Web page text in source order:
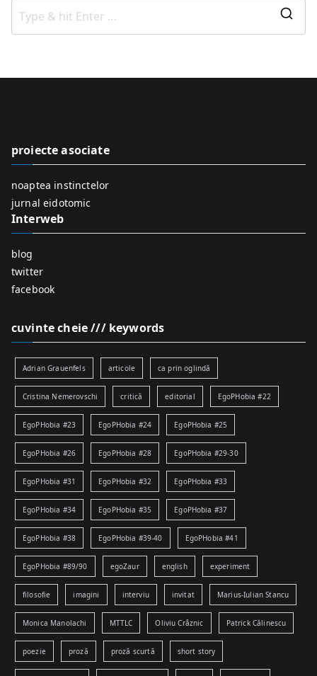
o
proiecte asociate
noaptea instinctelor
jurnal eidotomic
Interweb
blog
twitter
facebook
cuvinte cheie /// keywords
Adrian Grauenfels articole ca prin oglindă
Cristina Nemerovschi critică editorial EgoPHobia #22
EgoPHobia #23 EgoPHobia #24 EgoPHobia #25
EgoPHobia #26 EgoPHobia #28 EgoPHobia #29-30
EgoPHobia #31 EgoPHobia #32 EgoPHobia #33
EgoPHobia #34 EgoPHobia #35 EgoPHobia #37
EgoPHobia #38 EgoPHobia #39-40 EgoPHobia #41
EgoPHobia #89/90 egoZaur english experiment
filosofie imagini interviu invitat Marius-Iulian Stancu
Monica Manolachi MTTLC Oliviu Crâznic Patrick Călinescu
poezie proză proză scurtă short story